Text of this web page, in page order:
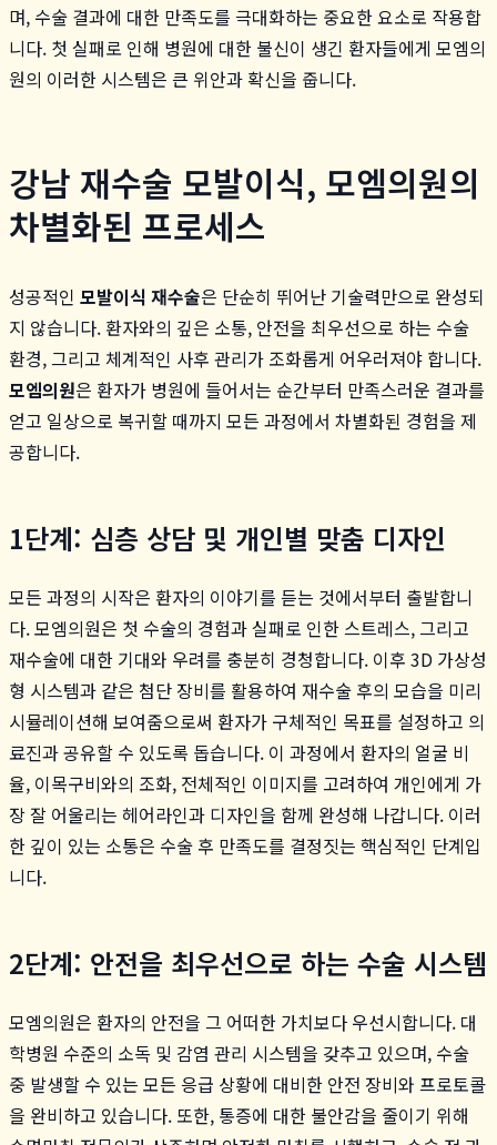
며, 수술 결과에 대한 만족도를 극대화하는 중요한 요소로 작용합
니다. 첫 실패로 인해 병원에 대한 불신이 생긴 환자들에게 모엠의
원의 이러한 시스템은 큰 위안과 확신을 줍니다.
강남 재수술 모발이식, 모엠의원의
차별화된 프로세스
성공적인 모발이식 재수술은 단순히 뛰어난 기술력만으로 완성되
지 않습니다. 환자와의 깊은 소통, 안전을 최우선으로 하는 수술
환경, 그리고 체계적인 사후 관리가 조화롭게 어우러져야 합니다.
모엠의원은 환자가 병원에 들어서는 순간부터 만족스러운 결과를
얻고 일상으로 복귀할 때까지 모든 과정에서 차별화된 경험을 제
공합니다.
1단계: 심층 상담 및 개인별 맞춤 디자인
모든 과정의 시작은 환자의 이야기를 듣는 것에서부터 출발합니
다. 모엠의원은 첫 수술의 경험과 실패로 인한 스트레스, 그리고
재수술에 대한 기대와 우려를 충분히 경청합니다. 이후 3D 가상성
형 시스템과 같은 첨단 장비를 활용하여 재수술 후의 모습을 미리
시뮬레이션해 보여줌으로써 환자가 구체적인 목표를 설정하고 의
료진과 공유할 수 있도록 돕습니다. 이 과정에서 환자의 얼굴 비
율, 이목구비와의 조화, 전체적인 이미지를 고려하여 개인에게 가
장 잘 어울리는 헤어라인과 디자인을 함께 완성해 나갑니다. 이러
한 깊이 있는 소통은 수술 후 만족도를 결정짓는 핵심적인 단계입
니다.
2단계: 안전을 최우선으로 하는 수술 시스템
모엠의원은 환자의 안전을 그 어떠한 가치보다 우선시합니다. 대
학병원 수준의 소독 및 감염 관리 시스템을 갖추고 있으며, 수술
중 발생할 수 있는 모든 응급 상황에 대비한 안전 장비와 프로토콜
을 완비하고 있습니다. 또한, 통증에 대한 불안감을 줄이기 위해